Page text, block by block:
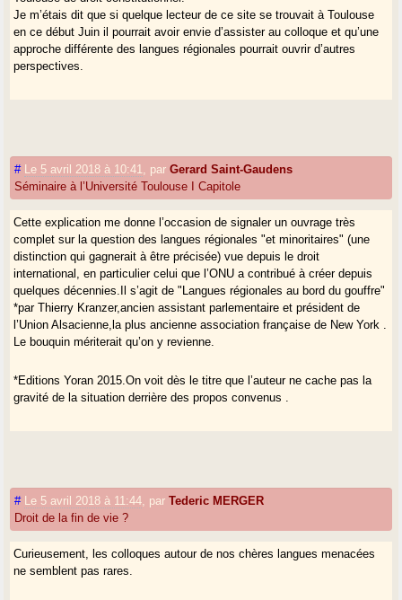
Je m’étais dit que si quelque lecteur de ce site se trouvait à Toulouse
en ce début Juin il pourrait avoir envie d’assister au colloque et qu’une
approche différente des langues régionales pourrait ouvrir d’autres
perspectives.
# Le 5 avril 2018 à 10:41 parGerard Saint-Gaudens
Séminaire à l’Université Toulouse I Capitole
Cette explication me donne l’occasion de signaler un ouvrage très
complet sur la question des langues régionales "et minoritaires" (une
distinction qui gagnerait à être précisée) vue depuis le droit
international, en particulier celui que l’ONU a contribué à créer depuis
quelques décennies.Il s’agit de "Langues régionales au bord du gouffre"
*par Thierry Kranzer,ancien assistant parlementaire et président de
l’Union Alsacienne,la plus ancienne association française de New York .
Le bouquin mériterait qu’on y revienne.
*Editions Yoran 2015.On voit dès le titre que l’auteur ne cache pas la
gravité de la situation derrière des propos convenus .
# Le 5 avril 2018 à 11:44 parTederic MERGER
Droit de la fin de vie ?
Curieusement, les colloques autour de nos chères langues menacées
ne semblent pas rares.